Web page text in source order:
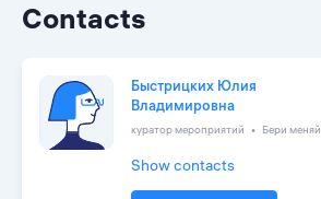
Contacts
Быстрицких Юлия
Владимировна
куратор мероприятий Бери меняй
Show contacts